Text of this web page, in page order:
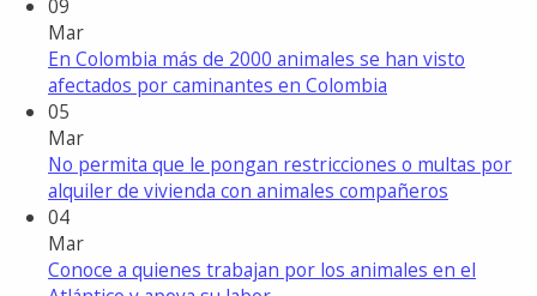
09
Mar
En Colombia más de 2000 animales se han visto
afectados por caminantes en Colombia
05
Mar
No permita que le pongan restricciones o multas por
alquiler de vivienda con animales compañeros
04
Mar
Conoce a quienes trabajan por los animales en el